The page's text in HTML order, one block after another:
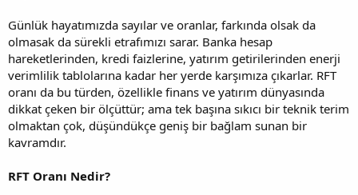
a
n
i
h
i
Günlük hayatımızda sayılar ve oranlar, farkında olsak da
olmasak da sürekli etrafımızı sarar. Banka hesap
hareketlerinden, kredi faizlerine, yatırım getirilerinden enerji
verimlilik tablolarına kadar her yerde karşımıza çıkarlar. RFT
oranı da bu türden, özellikle finans ve yatırım dünyasında
dikkat çeken bir ölçüttür; ama tek başına sıkıcı bir teknik terim
olmaktan çok, düşündükçe geniş bir bağlam sunan bir
kavramdır.
RFT Oranı Nedir?